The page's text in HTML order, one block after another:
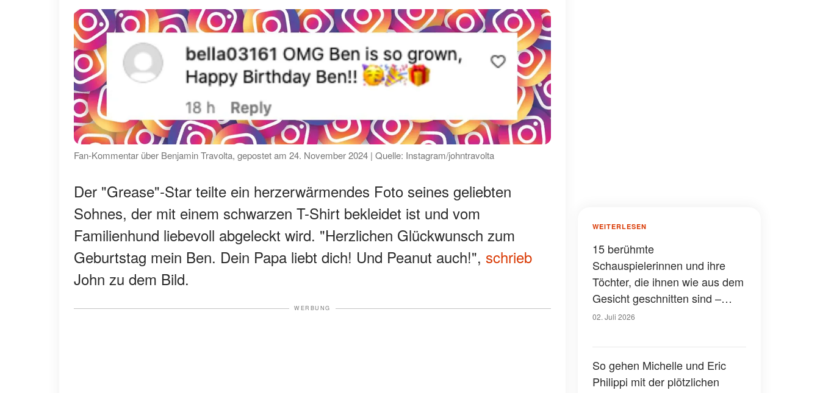
Fan-Kommentar über Benjamin Travolta, gepostet am 24. November 2024 | Quelle: Instagram/johntravolta
Der "Grease"-Star teilte ein herzerwärmendes Foto seines geliebten
Sohnes, der mit einem schwarzen T-Shirt bekleidet ist und vom
Familienhund liebevoll abgeleckt wird. "Herzlichen Glückwunsch zum
Geburtstag mein Ben. Dein Papa liebt dich! Und Peanut auch!", schrieb
John zu dem Bild.
WERBUNG
WEITERLESEN
15 berühmte
Schauspielerinnen und ihre
Töchter, die ihnen wie aus dem
Gesicht geschnitten sind –
Fotos
02. Juli 2026
So gehen Michelle und Eric
Philippi mit der plötzlichen